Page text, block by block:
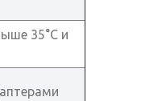
35°C и